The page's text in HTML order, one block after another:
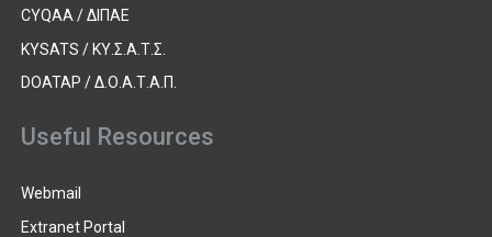
CYQAA / ΔΙΠΑΕ
KYSATS / ΚΥ.Σ.Α.Τ.Σ.
DOATAP / Δ.Ο.Α.Τ.Α.Π.
Useful Resources
Webmail
Extranet Portal